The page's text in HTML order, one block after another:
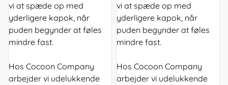
vi at spæde op med
yderligere kapok, når
puden begynder at føles
mindre fast.
Hos Cocoon Company
arbejder vi udelukkende
vi at spæde op med
yderligere kapok, når
puden begynder at føles
mindre fast.
Hos Cocoon Company
arbejder vi udelukkende